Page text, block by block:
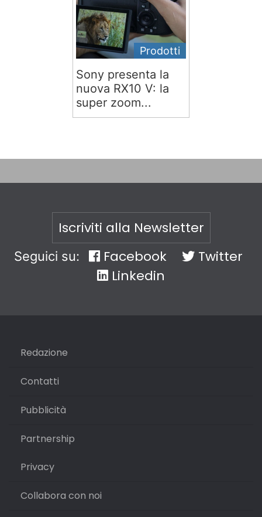
Prodotti
Sony presenta la
nuova RX10 V: la
super zoom...
Iscriviti alla Newsletter
Seguici su: Facebook
Twitter
Linkedin
Redazione
Contatti
Pubblicità
Partnership
Privacy
Collabora con noi